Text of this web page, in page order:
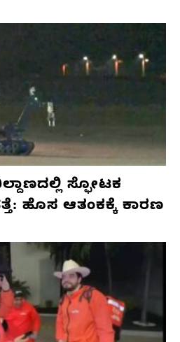
ಸ್ಫೋಟಕ
ಹೊಸ ಆತಂಕಕ್ಕೆ ಕಾರಣ